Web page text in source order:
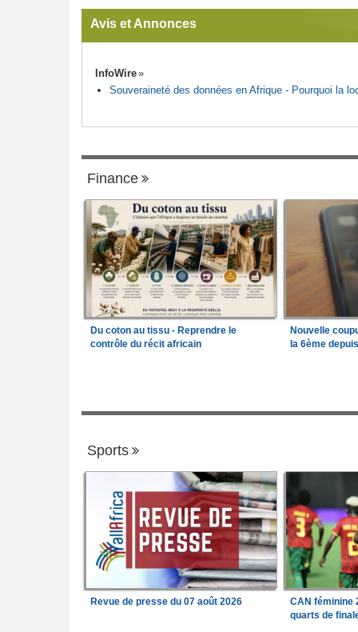
Avis et Annonces
InfoWire
Souveraineté des données en Afrique - Pourquoi la
Finance
Du coton au tissu - Reprendre le
contrôle du récit africain
Nouvelle
la 6ème
Sports
Revue de presse du 07 août 2026
CAN féminine
quarts de